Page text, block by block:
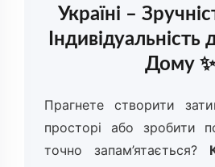
Україні –
Дому ✨
Прагнете створити
просторі або зробити
точно запам’ятається?